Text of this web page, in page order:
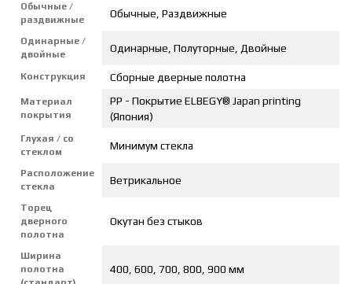
Обычные /
раздвижные
Обычные, Раздвижные
Одинарные /
двойные
Одинарные, Полуторные, Двойные
Конструкция Сборные дверные полотна
Материал
покрытия
PP - Покрытие ELBEGY® Japan printing
(Япония)
Глухая / со
стеклом
Минимум стекла
Расположение
стекла
Ветрикальное
Торец
дверного
полотна
Окутан без стыков
Ширина
полотна
400, 600, 700, 800, 900 мм